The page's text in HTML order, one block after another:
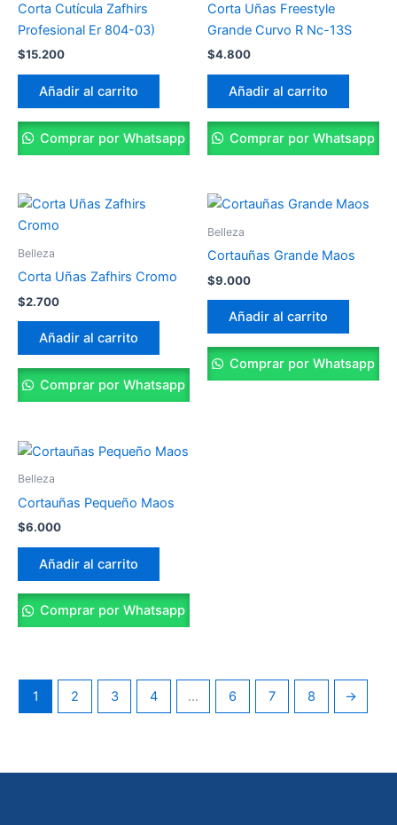
Corta Cutícula Zafhirs
Profesional Er 804-03)
$15.200
Añadir al carrito
Comprar por Whatsapp
Corta Uñas Freestyle
Grande Curvo R Nc-13S
$4.800
Añadir al carrito
Comprar por Whatsapp
Belleza
Corta Uñas Zafhirs Cromo
$2.700
Añadir al carrito
Comprar por Whatsapp
Belleza
Cortauñas Grande Maos
$9.000
Añadir al carrito
Comprar por Whatsapp
Belleza
Cortauñas Pequeño Maos
$6.000
Añadir al carrito
Comprar por Whatsapp
1 2 3 4 … 6 7 8 →